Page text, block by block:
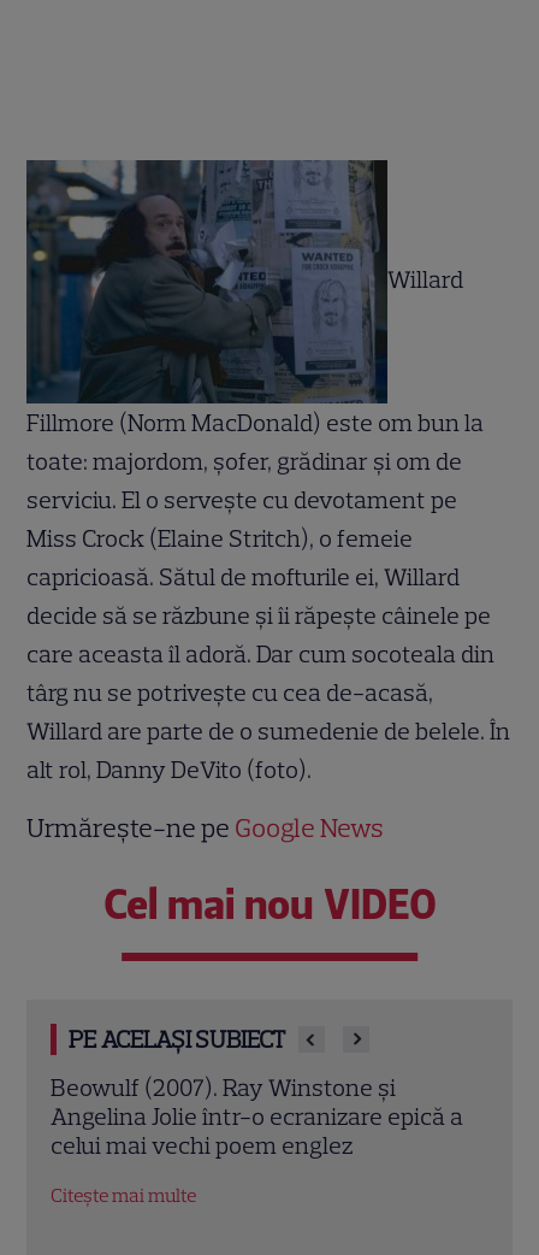
Willard
Fillmore (Norm MacDonald) este om bun la
toate: majordom, şofer, grădinar şi om de
serviciu. El o serveşte cu devotament pe
Miss Crock (Elaine Stritch), o femeie
capricioasă. Sătul de mofturile ei, Willard
decide să se răzbune şi îi răpeşte câinele pe
care aceasta îl adoră. Dar cum socoteala din
târg nu se potriveşte cu cea de-acasă,
Willard are parte de o sumedenie de belele. În
alt rol, Danny DeVito (foto).
Urmărește-ne pe Google News
Cel mai nou VIDEO
PE ACELAȘI SUBIECT
Beowulf (2007). Ray Winstone și
Angelina Jolie într-o ecranizare epică a
celui mai vechi poem englez
Citește mai multe